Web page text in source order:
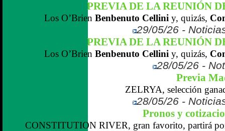
PREVIA DE LA REUNIÓN
Los O’Brien Benbenuto Cellini y, quizás,
29/05/26 -
PREVIA DE LA REUNIÓN
Los O’Brien Benbenuto Cellini y, quizás,
28/05/26 -
Previa
ZELRYA, selección
28/05/26 -
Pronos y
CONSTITUTION RIVER, gran favorito, partirá